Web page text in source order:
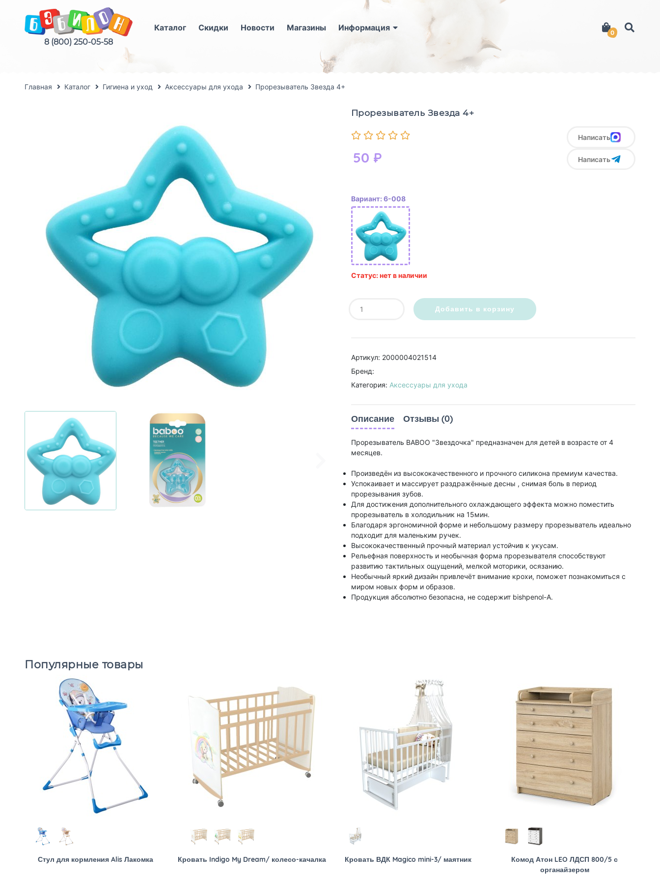
8 (800) 250-05-58
Каталог Скидки Новости Магазины Информация
0
Главная Каталог Гигиена и уход Аксессуары для ухода Прорезыватель Звезда 4+
Прорезыватель Звезда 4+
50 ₽
Написать
Написать
Вариант: 6-008
Статус: нет в наличии
Добавить в корзину
Артикул: 2000004021514
Бренд:
Категория: Аксессуары для ухода
Описание Отзывы (0)
Прорезыватель BABOO "Звездочка" предназначен для детей в возрасте от 4
месяцев.
Произведён из высококачественного и прочного силикона премиум качества.
Успокаивает и массирует раздражённые десны , снимая боль в период
прорезывания зубов.
Для достижения дополнительного охлаждающего эффекта можно поместить
прорезыватель в холодильник на 15мин.
Благодаря эргономичной форме и небольшому размеру прорезыватель идеально
подходит для маленьким ручек.
Высококачественный прочный материал устойчив к укусам.
Рельефная поверхность и необычная форма прорезывателя способствуют
развитию тактильных ощущений, мелкой моторики, осязанию.
Необычный яркий дизайн привлечёт внимание крохи, поможет познакомиться с
миром новых форм и образов.
Продукция абсолютно безопасна, не содержит bishpenol-A.
Популярные товары
Стул для кормления Alis Лакомка Кровать Indigo My Dream/ колесо-качалка Кровать ВДК Magico mini-3/ маятник
Комод Атон LEO ЛДСП 800/5 с
органайзером